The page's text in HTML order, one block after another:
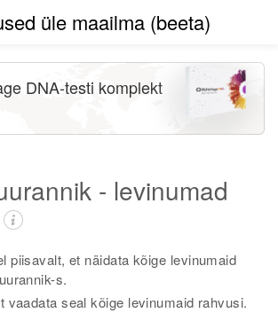
üle maailma (beeta)
- levinumad
piisavalt, et näidata kõige levinumaid
s.
vaadata seal kõige levinumaid rahvusi.
DNA-testi komplekt